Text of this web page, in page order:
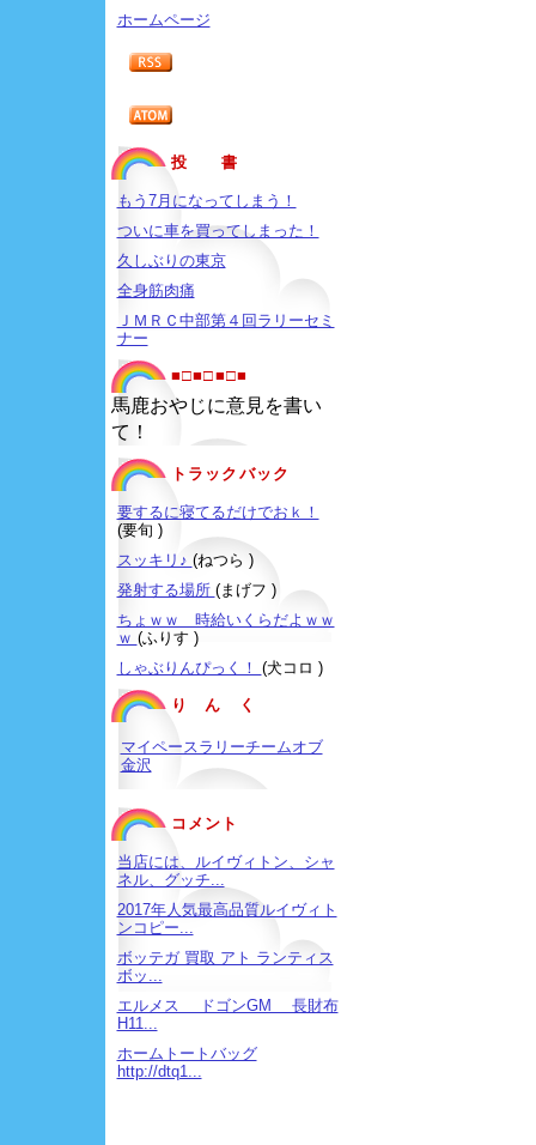
ホームページ
投 書
もう7月になってしまう！
ついに車を買ってしまった！
久しぶりの東京
全身筋肉痛
ＪＭＲＣ中部第４回ラリーセミ
ナー
■□■□■□■
馬鹿おやじに意見を書い
て！
トラックバック
要するに寝てるだけでおｋ！
(要旬 )
スッキリ♪ (ねつら )
発射する場所 (まげフ )
ちょｗｗ 時給いくらだよｗｗ
ｗ (ふりす )
しゃぶりんぴっく！ (犬コロ )
り ん く
マイペースラリーチームオブ
金沢
コメント
当店には、ルイヴィトン、シャ
ネル、グッチ...
2017年人気最高品質ルイヴィト
ンコピー...
ボッテガ 買取 アト ランティス
ボッ...
エルメス ドゴンGM 長財布
H11...
ホームトートバッグ
http://dtq1...